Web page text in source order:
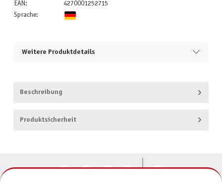
EAN:
4270001252715
Sprache:
Weitere Produktdetails
Beschreibung
Produktsicherheit